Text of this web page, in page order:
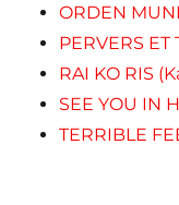
ORDEN
PERVERS
RAI KO RIS
SEE YOU IN
TERRIBLE